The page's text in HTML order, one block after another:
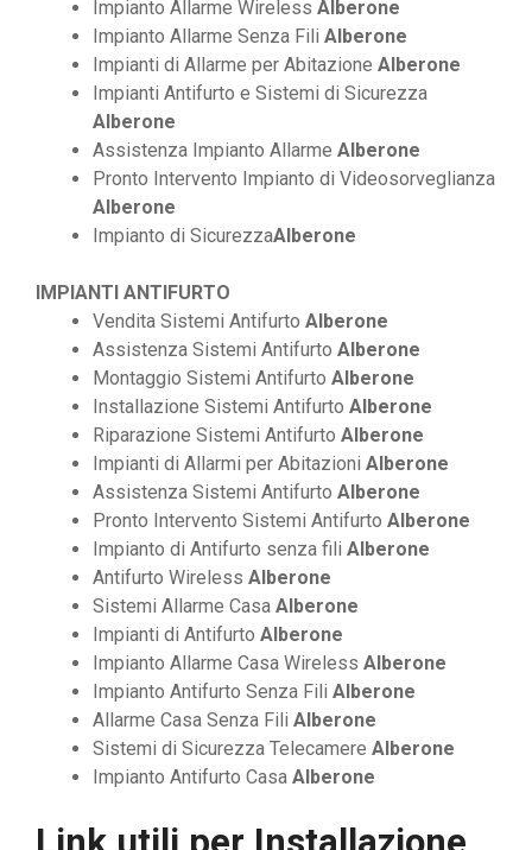
Impianto Allarme Wireless Alberone
Impianto Allarme Senza Fili Alberone
Impianti di Allarme per Abitazione Alberone
Impianti Antifurto e Sistemi di Sicurezza
Alberone
Assistenza Impianto Allarme Alberone
Pronto Intervento Impianto di Videosorveglianza
Alberone
Impianto di SicurezzaAlberone
IMPIANTI ANTIFURTO
Vendita Sistemi Antifurto Alberone
Assistenza Sistemi Antifurto Alberone
Montaggio Sistemi Antifurto Alberone
Installazione Sistemi Antifurto Alberone
Riparazione Sistemi Antifurto Alberone
Impianti di Allarmi per Abitazioni Alberone
Assistenza Sistemi Antifurto Alberone
Pronto Intervento Sistemi Antifurto Alberone
Impianto di Antifurto senza fili Alberone
Antifurto Wireless Alberone
Sistemi Allarme Casa Alberone
Impianti di Antifurto Alberone
Impianto Allarme Casa Wireless Alberone
Impianto Antifurto Senza Fili Alberone
Allarme Casa Senza Fili Alberone
Sistemi di Sicurezza Telecamere Alberone
Impianto Antifurto Casa Alberone